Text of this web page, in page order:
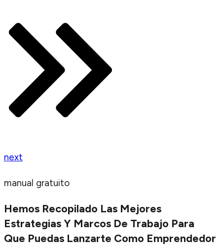
next
manual gratuito
Hemos Recopilado Las Mejores
Estrategias Y Marcos De Trabajo Para
Que Puedas Lanzarte Como Emprendedor